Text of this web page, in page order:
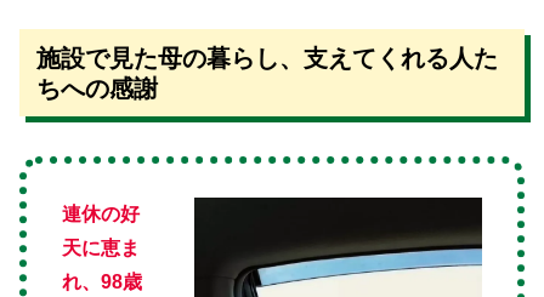
施設で見た母の暮らし、支えてくれる人た
ちへの感謝
連休の好
天に恵ま
れ、98歳